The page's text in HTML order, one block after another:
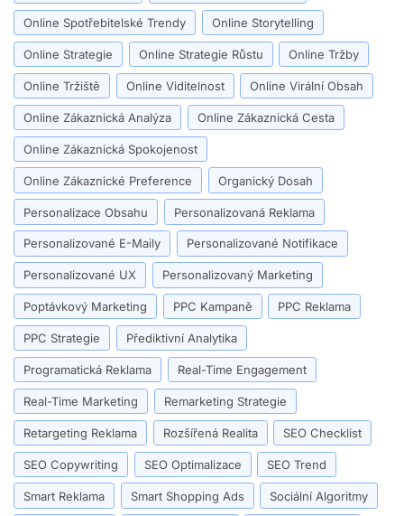
Online Spotřebitelské Trendy Online Storytelling
Online Strategie Online Strategie Růstu Online Tržby
Online Tržiště Online Viditelnost Online Virální Obsah
Online Zákaznická Analýza Online Zákaznická Cesta
Online Zákaznická Spokojenost
Online Zákaznické Preference Organický Dosah
Personalizace Obsahu Personalizovaná Reklama
Personalizované E-Maily Personalizované Notifikace
Personalizované UX Personalizovaný Marketing
Poptávkový Marketing PPC Kampaně PPC Reklama
PPC Strategie Přediktivní Analytika
Programatická Reklama Real-Time Engagement
Real-Time Marketing Remarketing Strategie
Retargeting Reklama Rozšířená Realita SEO Checklist
SEO Copywriting SEO Optimalizace SEO Trend
Smart Reklama Smart Shopping Ads Sociální Algoritmy